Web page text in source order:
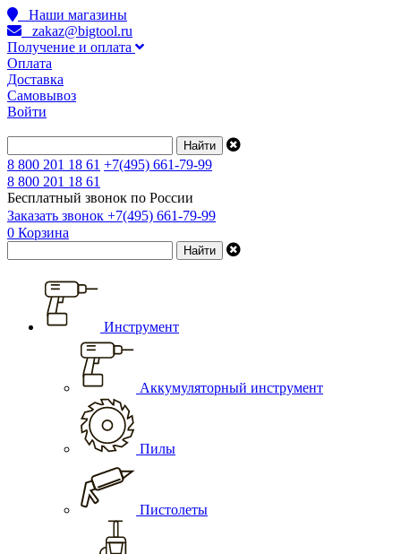
Наши магазины
zakaz@bigtool.ru
Получение и оплата
Оплата
Доставка
Самовывоз
Войти
8 800 201 18 61 +7(495) 661-79-99
8 800 201 18 61
Бесплатный звонок по России
Заказать звонок +7(495) 661-79-99
0 Корзина
Инструмент
Аккумуляторный инструмент
Пилы
Пистолеты